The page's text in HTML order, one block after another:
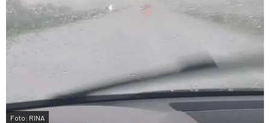
Foto: RINA